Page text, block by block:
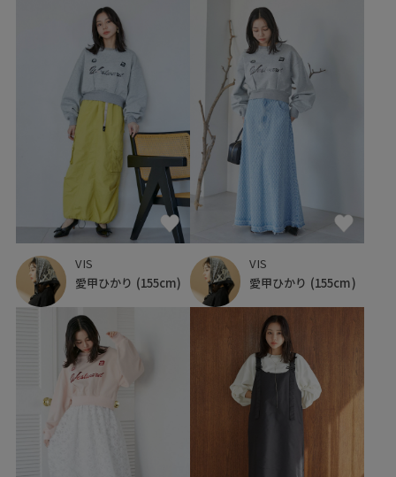
VIS
愛甲ひかり (155cm)
VIS
愛甲ひかり (155cm)